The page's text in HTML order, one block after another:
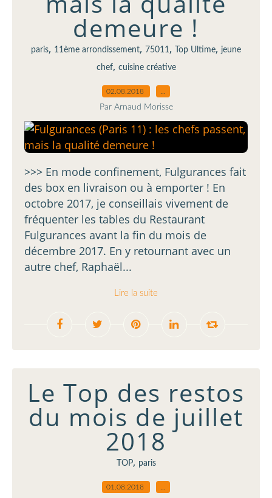
demeure !
paris, 11ème arrondissement, 75011, Top Ultime, jeune
chef, cuisine créative
02.08.2018
Par Arnaud Morisse
>>> En mode confinement, Fulgurances fait
des box en livraison ou à emporter ! En
octobre 2017, je conseillais vivement de
fréquenter les tables du Restaurant
Fulgurances avant la fin du mois de
décembre 2017. En y retournant avec un
autre chef, Raphaël...
Lire la suite
Le Top des restos
du mois de juillet
2018
TOP, paris
01.08.2018